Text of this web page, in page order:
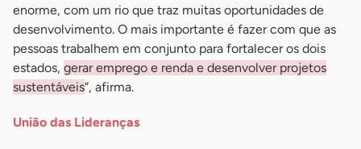
enorme, com um rio que traz muitas oportunidades de
desenvolvimento. O mais importante é fazer com que as
pessoas trabalhem em conjunto para fortalecer os dois
estados, gerar emprego e renda e desenvolver projetos
sustentáveis”, afirma.
União das Lideranças